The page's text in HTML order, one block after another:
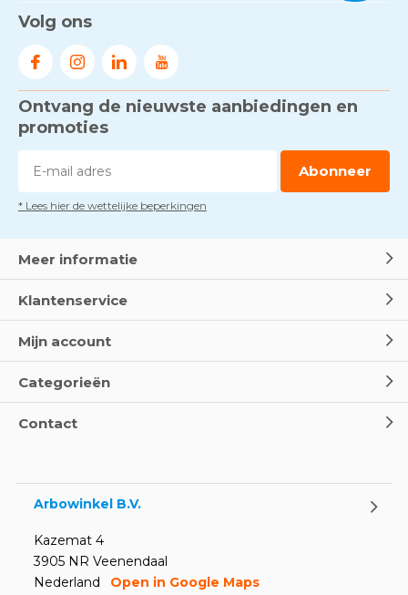
Volg ons
Ontvang de nieuwste aanbiedingen en
promoties
Abonneer
* Lees hier de wettelijke beperkingen
Meer informatie
Klantenservice
Mijn account
Categorieën
Contact
Arbowinkel B.V.
Kazemat 4
3905 NR Veenendaal
Nederland
Open in Google Maps